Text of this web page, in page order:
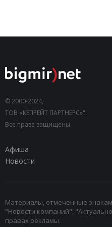
© 2000-2024,
ТОВ «КЕПРЕЙТ ПАРТНЕРС»".
Все права защищены.
Афиша
Новости
Материалы, отмеченные
"Новости компаний",
правах рекламы.